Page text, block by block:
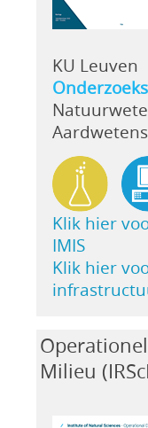
KU Leuven
Klik hier
IMIS
Klik hier
Milieu